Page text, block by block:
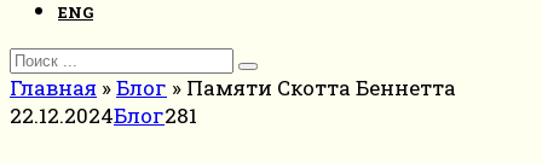
ENG
Search
for:
Главная »Блог » Памяти Скотта Беннетта
22.12.2024Блог281